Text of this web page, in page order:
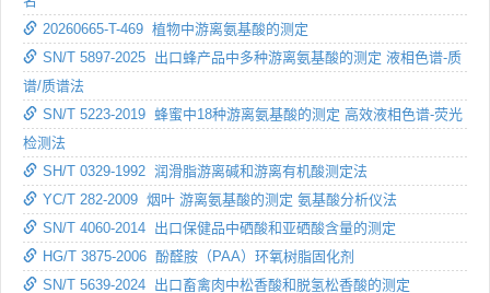
20260665-T-469 植物中游离氨基酸的测定
SN/T 5897-2025 出口蜂产品中多种游离氨基酸的测定 液相色谱-质
谱/质谱法
SN/T 5223-2019 蜂蜜中18种游离氨基酸的测定 高效液相色谱-荧光
检测法
SH/T 0329-1992 润滑脂游离碱和游离有机酸测定法
YC/T 282-2009 烟叶 游离氨基酸的测定 氨基酸分析仪法
SN/T 4060-2014 出口保健品中硒酸和亚硒酸含量的测定
HG/T 3875-2006 酚醛胺（PAA）环氧树脂固化剂
SN/T 5639-2024 出口畜禽肉中松香酸和脱氢松香酸的测定